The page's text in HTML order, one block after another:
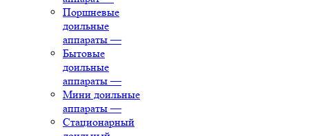
Поршневые
доильные
аппараты —
Бытовые
доильные
аппараты —
Мини доильные
аппараты —
Стационарный